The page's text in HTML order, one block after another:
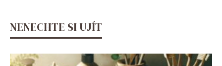
NENECHTE SI UJÍT